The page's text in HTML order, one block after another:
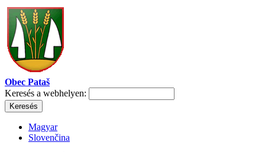
Obec Pataš
Keresés a webhelyen:
Magyar
Slovenčina